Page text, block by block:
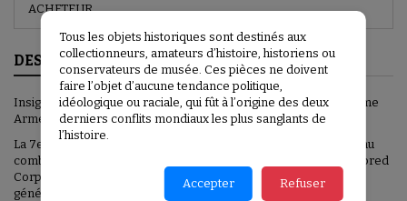
ACHETEUR
DESCRIPTION
Insigne d'épaule, d'origine deuxième guerre, cut edge, de la 7ème
Armée US.
La 7e armée fut la première armée américaine à prendre part au
combat pendant la Seconde Guerre mondiale, lorsque le I Armored
Corps, corps d'armée sous le commandement du lieutenant-
général George Patton, fut rebaptisé le 10 juillet 1943.
Tous les objets historiques sont destinés aux
collectionneurs, amateurs d’histoire, historiens ou
conservateurs de musée. Ces pièces ne doivent
faire l’objet d’aucune tendance politique,
idéologique ou raciale, qui fût à l’origine des deux
derniers conflits mondiaux les plus sanglants de
l’histoire.
Accepter Refuser